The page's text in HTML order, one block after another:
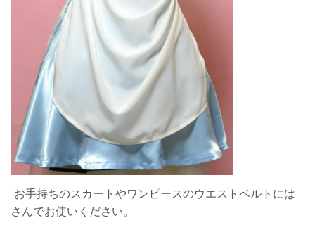
お手持ちのスカートやワンピースのウエストベルトには
さんでお使いください。